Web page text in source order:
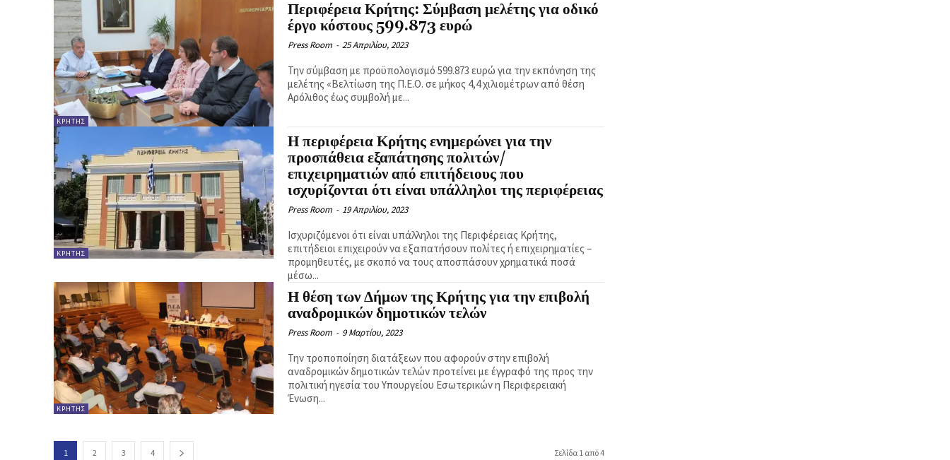
ΚΡΉΤΗΣ
Περιφέρεια Κρήτης: Σύμβαση μελέτης για οδικό
έργο κόστους 599.873 ευρώ
Press Room - 25 Απριλίου, 2023
Την σύμβαση με προϋπολογισμό 599.873 ευρώ για την εκπόνηση της
μελέτης «Βελτίωση της Π.Ε.Ο. σε μήκος 4,4 χιλιομέτρων από θέση
Αρόλιθος έως συμβολή με...
ΚΡΉΤΗΣ
Η περιφέρεια Κρήτης ενημερώνει για την
προσπάθεια εξαπάτησης πολιτών/
επιχειρηματιών από επιτήδειους που
ισχυρίζονται ότι είναι υπάλληλοι της περιφέρειας
Press Room - 19 Απριλίου, 2023
Ισχυριζόμενοι ότι είναι υπάλληλοι της Περιφέρειας Κρήτης,
επιτήδειοι επιχειρούν να εξαπατήσουν πολίτες ή επιχειρηματίες –
προμηθευτές, με σκοπό να τους αποσπάσουν χρηματικά ποσά
μέσω...
ΚΡΉΤΗΣ
Η θέση των Δήμων της Κρήτης για την επιβολή
αναδρομικών δημοτικών τελών
Press Room - 9 Μαρτίου, 2023
Την τροποποίηση διατάξεων που αφορούν στην επιβολή
αναδρομικών δημοτικών τελών προτείνει με έγγραφό της προς την
πολιτική ηγεσία του Υπουργείου Εσωτερικών η Περιφερειακή
Ένωση...
1 2 3 4 Σελίδα 1 από 4